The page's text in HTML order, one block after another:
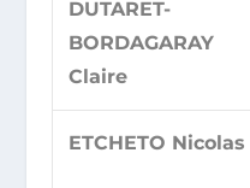
DUTARET-
BORDAGARAY
Claire
ETCHETO Nicolas